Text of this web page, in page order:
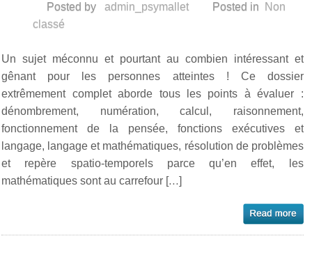
Posted by admin_psymallet Posted in
Non
classé
Un sujet méconnu et pourtant au combien intéressant et
gênant pour les personnes atteintes ! Ce dossier
extrêmement complet aborde tous les points à évaluer :
dénombrement, numération, calcul, raisonnement,
fonctionnement de la pensée, fonctions exécutives et
langage, langage et mathématiques, résolution de problèmes
et repère spatio-temporels parce qu’en effet, les
mathématiques sont au carrefour […]